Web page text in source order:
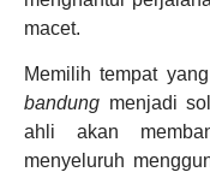
macet.
Memilih tempat
bandung menjadi
ahli akan
menyeluruh